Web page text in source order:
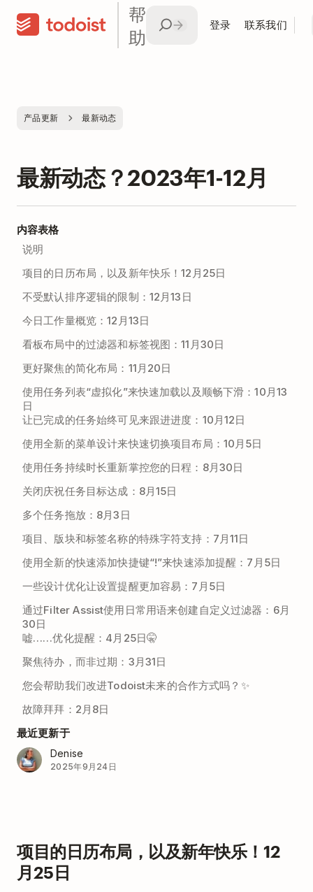
帮
助
登录 联系我们
产品更新 最新动态
最新动态？2023年1-12月
内容表格
说明
项目的日历布局，以及新年快乐！12月25日
不受默认排序逻辑的限制：12月13日
今日工作量概览：12月13日
看板布局中的过滤器和标签视图：11月30日
更好聚焦的简化布局：11月20日
使用任务列表“虚拟化”来快速加载以及顺畅下滑：10月13
日
让已完成的任务始终可见来跟进进度：10月12日
使用全新的菜单设计来快速切换项目布局：10月5日
使用任务持续时长重新掌控您的日程：8月30日
关闭庆祝任务目标达成：8月15日
多个任务拖放：8月3日
项目、版块和标签名称的特殊字符支持：7月11日
使用全新的快速添加快捷键“!”来快速添加提醒：7月5日
一些设计优化让设置提醒更加容易：7月5日
通过Filter Assist使用日常用语来创建自定义过滤器：6月
30日
嘘……优化提醒：4月25日🤫
聚焦待办，而非过期：3月31日
您会帮助我们改进Todoist未来的合作方式吗？✨
故障拜拜：2月8日
最近更新于
Denise
2025年9月24日
项目的日历布局，以及新年快乐！12
月25日